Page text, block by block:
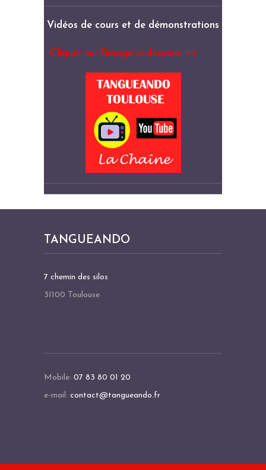
Vidéos de cours et de démonstrations
Cliquer sur l’image ci-dessous =>
TANGUEANDO
7 chemin des silos
31100 Toulouse
Mobile: 07 83 80 01 20
e-mail: contact@tangueando.fr